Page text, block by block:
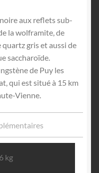
aux reflets sub-
la wolframite, de
gris et aussi de
saccharoïde.
de Puy les
qui est situé à 15 km
Vienne.
kg